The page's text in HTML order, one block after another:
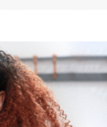
que o